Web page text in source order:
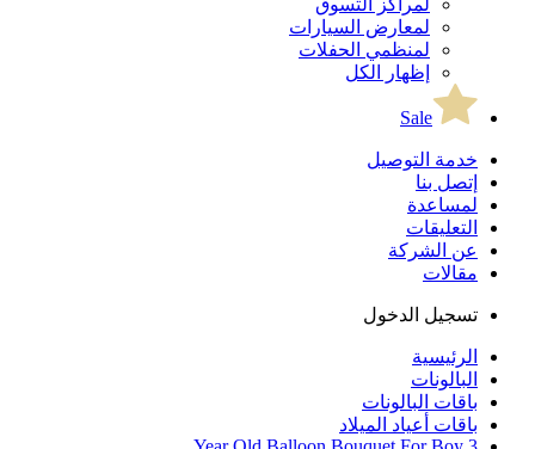
لمراكز التسوق
لمعارض السيارات
لمنظمي الحفلات
إظهار الكل
Sale
خدمة التوصيل
إتصل بنا
لمساعدة
التعليقات
عن الشركة
مقالات
تسجيل الدخول
الرئيسية
البالونات
باقات البالونات
باقات أعياد الميلاد